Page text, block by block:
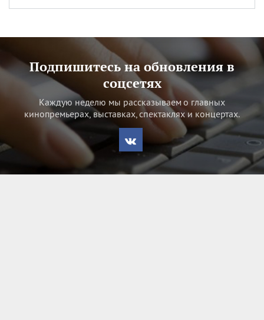
Подпишитесь на обновления в
соцсетях
Каждую неделю мы рассказываем о главных
кинопремьерах, выставках, спектаклях и концертах.